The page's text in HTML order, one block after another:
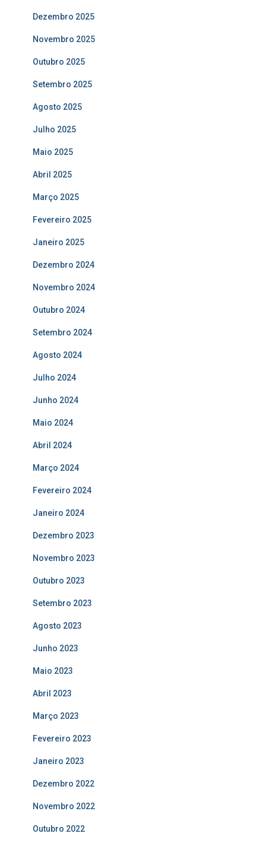
Dezembro 2025
Novembro 2025
Outubro 2025
Setembro 2025
Agosto 2025
Julho 2025
Maio 2025
Abril 2025
Março 2025
Fevereiro 2025
Janeiro 2025
Dezembro 2024
Novembro 2024
Outubro 2024
Setembro 2024
Agosto 2024
Julho 2024
Junho 2024
Maio 2024
Abril 2024
Março 2024
Fevereiro 2024
Janeiro 2024
Dezembro 2023
Novembro 2023
Outubro 2023
Setembro 2023
Agosto 2023
Junho 2023
Maio 2023
Abril 2023
Março 2023
Fevereiro 2023
Janeiro 2023
Dezembro 2022
Novembro 2022
Outubro 2022